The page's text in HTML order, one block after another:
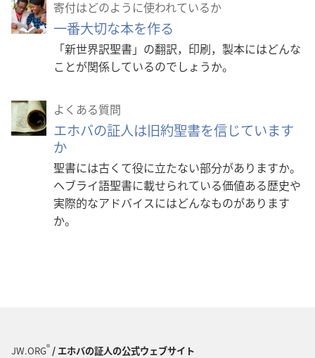
寄付はどのように使われているか
一番大切な本を作る
「新世界訳聖書」の翻訳，印刷，製本にはどんな
ことが関係しているのでしょうか。
よくある質問
エホバの証人は旧約聖書を信じています
か
聖書には古くて役に立たない部分がありますか。
ヘブライ語聖書に載せられている価値ある歴史や
実際的なアドバイスにはどんなものがあります
か。
JW.ORG® / エホバの証人の公式ウェブサイト